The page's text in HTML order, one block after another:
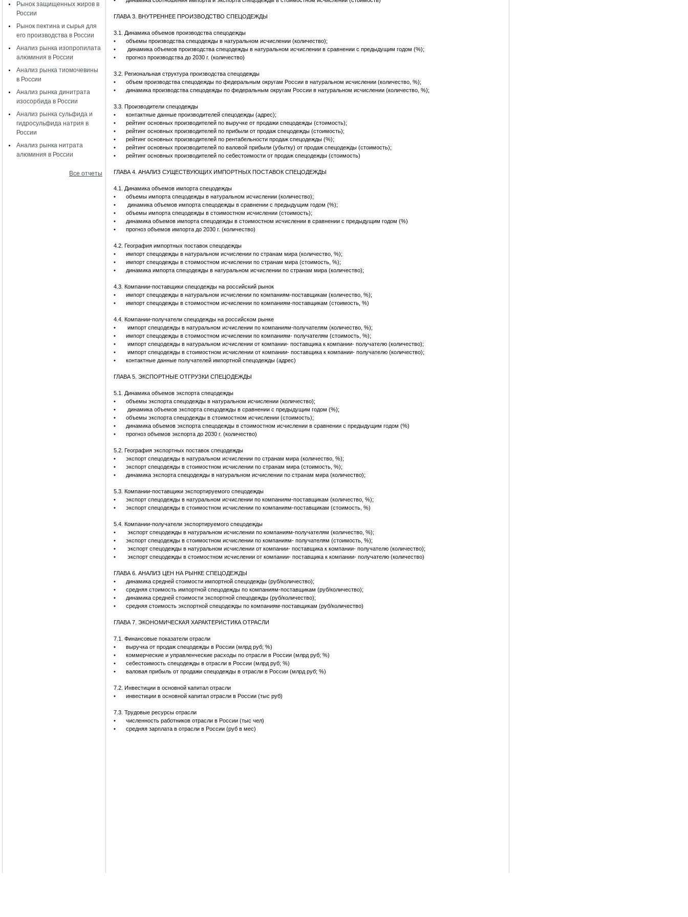
Рынок защищенных жиров в
России
Рынок пектина и сырья для
его производства в России
Анализ рынка изопропилата
алюминия в России
Анализ рынка тиомочевины
в России
Анализ рынка динитрата
изосорбида в России
Анализ рынка сульфида и
гидросульфида натрия в
России
Анализ рынка нитрата
алюминия в России
Все отчеты
ГЛАВА 3. ВНУТРЕННЕЕ ПРОИЗВОДСТВО СПЕЦОДЕЖДЫ
3.1. Динамика объемов производства спецодежды
•
объемы производства спецодежды в натуральном исчислении (количество);
•
динамика объемов производства спецодежды в натуральном исчислении в сравнении с предыдущим годом (%);
•
прогноз производства до 2030 г. (количество)
3.2. Региональная структура производства спецодежды
•
объем производства спецодежды по федеральным округам России в натуральном исчислении (количество, %);
•
динамика производства спецодежды по федеральным округам России в натуральном исчислении (количество, %);
3.3. Производители спецодежды
•
контактные данные производителей спецодежды (адрес);
•
рейтинг основных производителей по выручке от продажи спецодежды (стоимость);
•
рейтинг основных производителей по прибыли от продаж спецодежды (стоимость);
•
рейтинг основных производителей по рентабельности продаж спецодежды (%);
•
рейтинг основных производителей по валовой прибыли (убытку) от продаж спецодежды (стоимость);
•
рейтинг основных производителей по себестоимости от продаж спецодежды (стоимость)
ГЛАВА 4. АНАЛИЗ СУЩЕСТВУЮЩИХ ИМПОРТНЫХ ПОСТАВОК СПЕЦОДЕЖДЫ
4.1. Динамика объемов импорта спецодежды
•
объемы импорта спецодежды в натуральном исчислении (количество);
•
динамика объемов импорта спецодежды в сравнении с предыдущим годом (%);
•
объемы импорта спецодежды в стоимостном исчислении (стоимость);
•
динамика объемов импорта спецодежды в стоимостном исчислении в сравнении с предыдущим годом (%)
•
прогноз объемов импорта до 2030 г. (количество)
4.2. География импортных поставок спецодежды
•
импорт спецодежды в натуральном исчислении по странам мира (количество, %);
•
импорт спецодежды в стоимостном исчислении по странам мира (стоимость, %);
•
динамика импорта спецодежды в натуральном исчислении по странам мира (количество);
4.3. Компании-поставщики спецодежды на российский рынок
•
импорт спецодежды в натуральном исчислении по компаниям-поставщикам (количество, %);
•
импорт спецодежды в стоимостном исчислении по компаниям-поставщикам (стоимость, %)
4.4. Компании-получатели спецодежды на российском рынке
•
импорт спецодежды в натуральном исчислении по компаниям-получателям (количество, %);
•
импорт спецодежды в стоимостном исчислении по компаниям- получателям (стоимость, %);
•
импорт спецодежды в натуральном исчислении от компании- поставщика к компании- получателю (количество);
•
импорт спецодежды в стоимостном исчислении от компании- поставщика к компании- получателю (количество);
•
контактные данные получателей импортной спецодежды (адрес)
ГЛАВА 5. ЭКСПОРТНЫЕ ОТГРУЗКИ СПЕЦОДЕЖДЫ
5.1. Динамика объемов экспорта спецодежды
•
объемы экспорта спецодежды в натуральном исчислении (количество);
•
динамика объемов экспорта спецодежды в сравнении с предыдущим годом (%);
•
объемы экспорта спецодежды в стоимостном исчислении (стоимость);
•
динамика объемов экспорта спецодежды в стоимостном исчислении в сравнении с предыдущим годом (%)
•
прогноз объемов экспорта до 2030 г. (количество)
5.2. География экспортных поставок спецодежды
•
экспорт спецодежды в натуральном исчислении по странам мира (количество, %);
•
экспорт спецодежды в стоимостном исчислении по странам мира (стоимость, %);
•
динамика экспорта спецодежды в натуральном исчислении по странам мира (количество);
5.3. Компании-поставщики экспортируемого спецодежды
•
экспорт спецодежды в натуральном исчислении по компаниям-поставщикам (количество, %);
•
экспорт спецодежды в стоимостном исчислении по компаниям-поставщикам (стоимость, %)
5.4. Компании-получатели экспортируемого спецодежды
•
экспорт спецодежды в натуральном исчислении по компаниям-получателям (количество, %);
•
экспорт спецодежды в стоимостном исчислении по компаниям- получателям (стоимость, %);
•
экспорт спецодежды в натуральном исчислении от компании- поставщика к компании- получателю (количество);
•
экспорт спецодежды в стоимостном исчислении от компании- поставщика к компании- получателю (количество)
ГЛАВА 6. АНАЛИЗ ЦЕН НА РЫНКЕ СПЕЦОДЕЖДЫ
•
динамика средней стоимости импортной спецодежды (руб/количество);
•
средняя стоимость импортной спецодежды по компаниям-поставщикам (руб/количество);
•
динамика средней стоимости экспортной спецодежды (руб/количество);
•
средняя стоимость экспортной спецодежды по компаниям-поставщикам (руб/количество)
ГЛАВА 7. ЭКОНОМИЧЕСКАЯ ХАРАКТЕРИСТИКА ОТРАСЛИ
7.1. Финансовые показатели отрасли
•
выручка от продаж спецодежды в России (млрд руб; %)
•
коммерческие и управленческие расходы по отрасли в России (млрд руб; %)
•
себестоимость спецодежды в отрасли в России (млрд руб; %)
•
валовая прибыль от продажи спецодежды в отрасли в России (млрд руб; %)
7.2. Инвестиции в основной капитал отрасли
•
инвестиции в основной капитал отрасли в России (тыс руб)
7.3. Трудовые ресурсы отрасли
•
численность работников отрасли в России (тыс чел)
•
средняя зарплата в отрасли в России (руб в мес)